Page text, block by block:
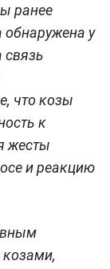
ранее
обнаружена у
связь
что козы
к
жесты
и реакцию